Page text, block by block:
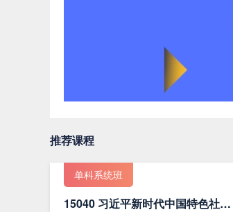
推荐课程
单科系统班
15040 习近平新时代中国特色社会主义思想概论（最新版）